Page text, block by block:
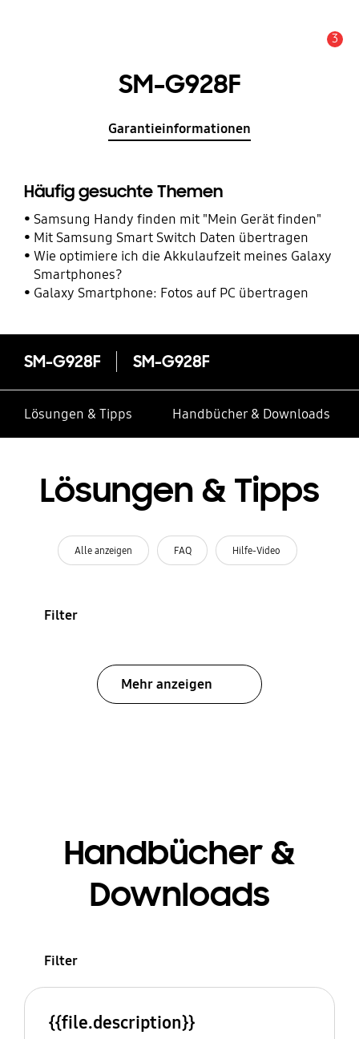
3
SM-G928F
Garantieinformationen
Häufig gesuchte Themen
Samsung Handy finden mit "Mein Gerät finden"
Mit Samsung Smart Switch Daten übertragen
Wie optimiere ich die Akkulaufzeit meines Galaxy
Smartphones?
Galaxy Smartphone: Fotos auf PC übertragen
SM-G928F SM-G928F
Lösungen & Tipps Handbücher & Downloads
Lösungen & Tipps
Alle anzeigen FAQ Hilfe-Video
Filter
Mehr anzeigen
Handbücher &
Downloads
Filter
{{file.description}}